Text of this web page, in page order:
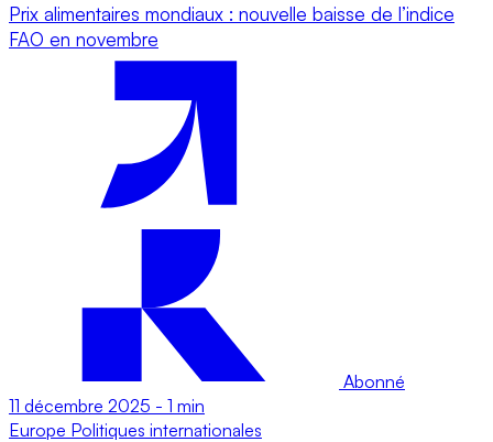
Prix alimentaires mondiaux : nouvelle baisse de l’indice
FAO en novembre
Abonné
11 décembre 2025 - 1 min
Europe Politiques internationales